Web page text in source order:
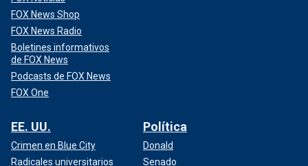
FOX News Shop
FOX News Radio
Boletines informativos
de FOX News
Podcasts de FOX News
FOX One
EE. UU.
Crimen en Blue City
Radicales universitarios
Política
Donald
Senado